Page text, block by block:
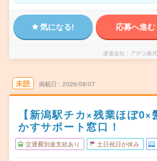
気になる! 応募へ進む
派遣会社 アデコ株
未読 掲載日 2026/08/07
【新潟駅チカ×残業ほぼ
かすサポート窓口！
交通費別途支給あり 土日祝日が休み